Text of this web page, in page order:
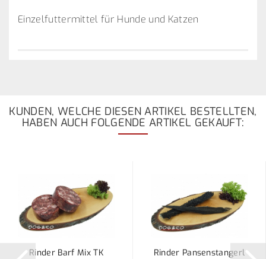
Einzelfuttermittel für Hunde und Katzen
KUNDEN, WELCHE DIESEN ARTIKEL BESTELLTEN,
HABEN AUCH FOLGENDE ARTIKEL GEKAUFT:
Rinder Barf Mix TK Rinder Pansenstangerl